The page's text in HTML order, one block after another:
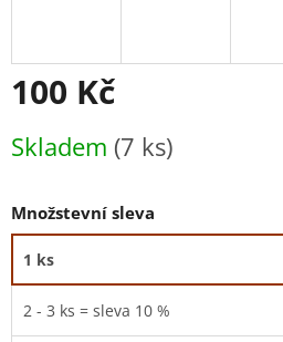
100 Kč
cena:
Skladem (7 ks)
Množstevní sleva
1 ks
2 - 3 ks = sleva 10 %